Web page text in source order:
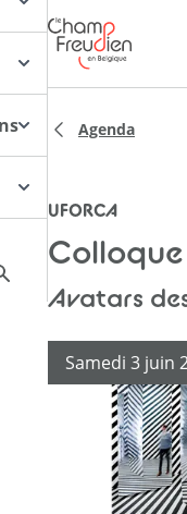
Retourner à
Agenda
UFORCA
Avatars
Samedi 3 juin